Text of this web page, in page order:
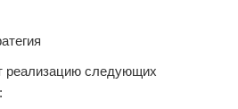
реализацию следующих